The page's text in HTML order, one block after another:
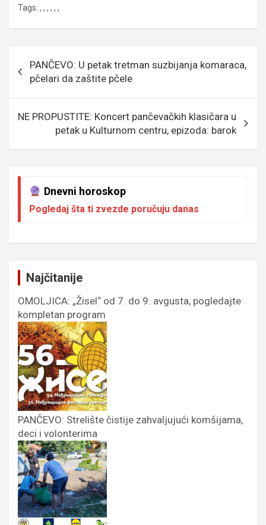
ce
o
o
k
g
e
er
A
p
p
Tags: , , , , , ,
Кретање
чланка
PANČEVO: U petak tretman suzbijanja komaraca,
pčelari da zaštite pčele
NE PROPUSTITE: Koncert pančevačkih klasičara u
petak u Kulturnom centru, epizoda: barok
Dnevni horoskop
Pogledaj šta ti zvezde poručuju danas
Najčitanije
OMOLJICA: „Žisel“ od 7. do 9. avgusta, pogledajte
kompletan program
PANČEVO: Strelište čistije zahvaljujući komšijama,
deci i volonterima